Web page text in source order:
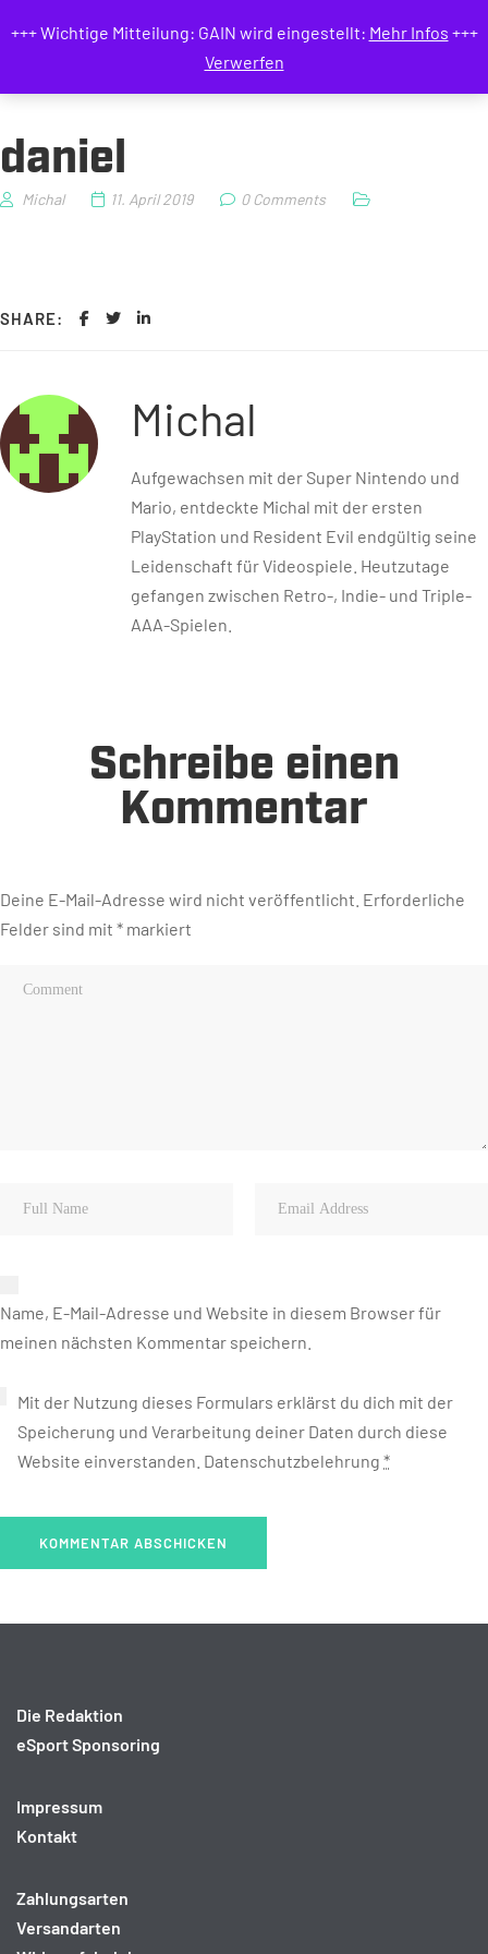
+++ Wichtige Mitteilung: GAIN wird eingestellt: Mehr Infos +++
Verwerfen
GAIN MAGAZIN
daniel
Michal 11. April 2019 0 Comments
SHARE:
Michal
Aufgewachsen mit der Super Nintendo und
Mario, entdeckte Michal mit der ersten
PlayStation und Resident Evil endgültig seine
Leidenschaft für Videospiele. Heutzutage
gefangen zwischen Retro-, Indie- und Triple-
AAA-Spielen.
Schreibe einen
Kommentar
Deine E-Mail-Adresse wird nicht veröffentlicht. Erforderliche
Felder sind mit * markiert
Name, E-Mail-Adresse und Website in diesem Browser für
meinen nächsten Kommentar speichern.
Mit der Nutzung dieses Formulars erklärst du dich mit der
Speicherung und Verarbeitung deiner Daten durch diese
Website einverstanden. Datenschutzbelehrung *
Die Redaktion
eSport Sponsoring
Impressum
Kontakt
Zahlungsarten
Versandarten